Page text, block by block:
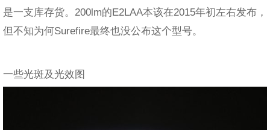
是一支库存货。200lm的E2LAA本该在2015年初左右发布，
但不知为何Surefire最终也没公布这个型号。
一些光斑及光效图